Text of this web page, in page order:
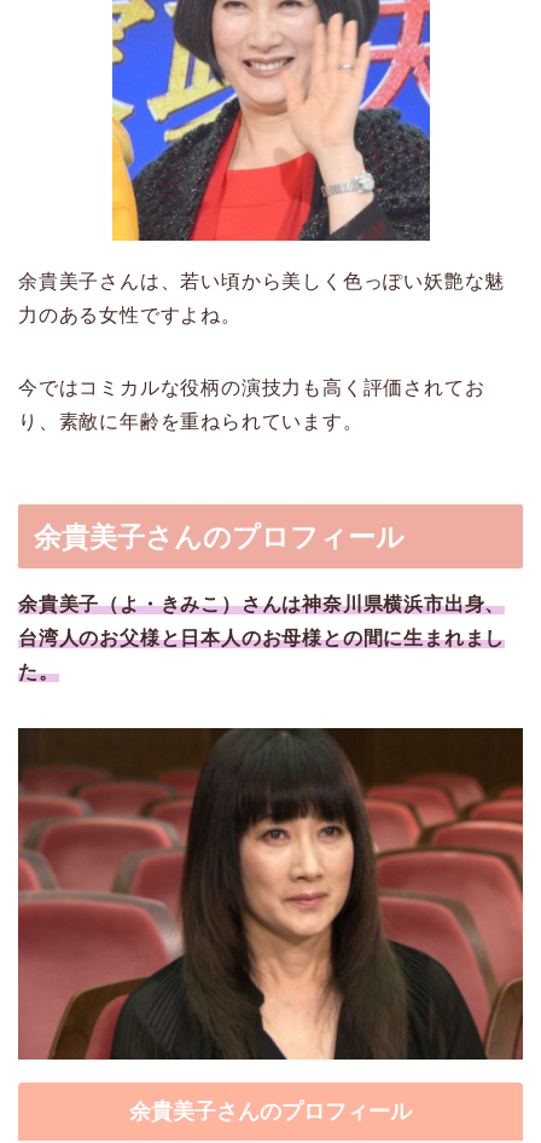
余貴美子さんは、若い頃から美しく色っぽい妖艶な魅
力のある女性ですよね。
今ではコミカルな役柄の演技力も高く評価されてお
り、素敵に年齢を重ねられています。
余貴美子さんのプロフィール
余貴美子（よ・きみこ）さんは神奈川県横浜市出身、
台湾人のお父様と日本人のお母様との間に生まれまし
た。
余貴美子さんのプロフィール